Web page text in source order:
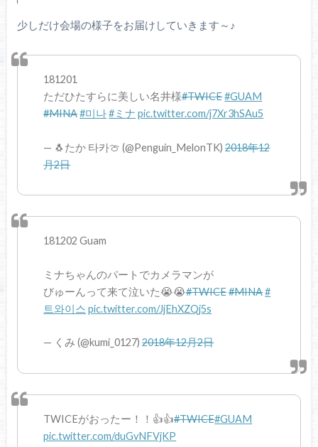
少しだけ会場の様子をお届けしていきます～♪
181201
ただひたすらに美しい名井様#TWICE#GUAM
#MINA#미나#ミナ pic.twitter.com/j7Xr3hSAu5
— 🐧たか 타카🍈 (@Penguin_MelonTK)2018年12
月2日
181202 Guam
ミナちゃんのパートでカメラマンが
びゅーんって来て泣いた😭😭#TWICE#MINA#
트와이스 pic.twitter.com/JjEhXZQj5s
— くみ (@kumi_0127)2018年12月2日
TWICEがおったー！！👍👍#TWICE#GUAM
pic.twitter.com/duGvNFVjKP